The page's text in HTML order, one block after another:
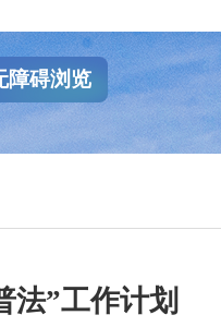
障碍浏览
法”工作计划